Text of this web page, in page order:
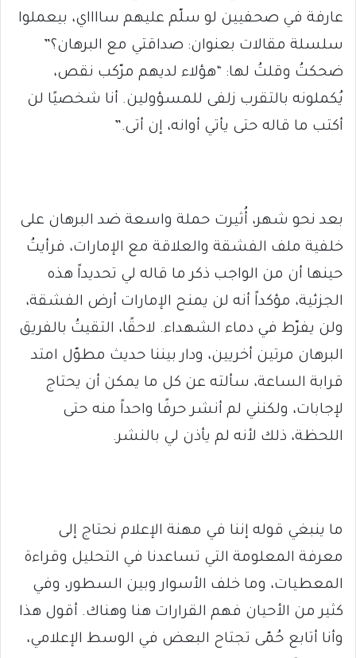
عارفة في صحفيين لو سلّم عليهم سااااي، بيعملوا
سلسلة مقالات بعنوان: صداقتي مع البرهان؟”
ضحكتُ وقلتُ لها: “هؤلاء لديهم مرّكب نقص،
يُكملونه بالتقرب زلفى للمسؤولين. أنا شخصيًا لن
أكتب ما قاله حتى يأتي أوانه، إن أتى.”
بعد نحو شهر، أُثيرت حملة واسعة ضد البرهان على
خلفية ملف الفشقة والعلاقة مع الإمارات، فرأيتُ
حينها أن من الواجب ذكر ما قاله لي تحديداً هذه
الجزئية، مؤكداً أنه لن يمنح الإمارات أرض الفشقة،
ولن يفرّط في دماء الشهداء. لاحقًا، التقيتُ بالفريق
البرهان مرتين أخريين، ودار بيننا حديث مطوّل امتد
قرابة الساعة، سألته عن كل ما يمكن أن يحتاج
لإجابات، ولكنني لم أنشر حرفًا واحداً منه حتى
اللحظة، ذلك لأنه لم يأذن لي بالنشر.
ما ينبغي قوله إننا في مهنة الإعلام نحتاج إلى
معرفة المعلومة التي تساعدنا في التحليل وقراءة
المعطيات، وما خلف الأسوار وبين السطور، وفي
كثير من الأحيان فهم القرارات هنا وهناك. أقول هذا
وأنا أتابع حُمّى تجتاح البعض في الوسط الإعلامي،